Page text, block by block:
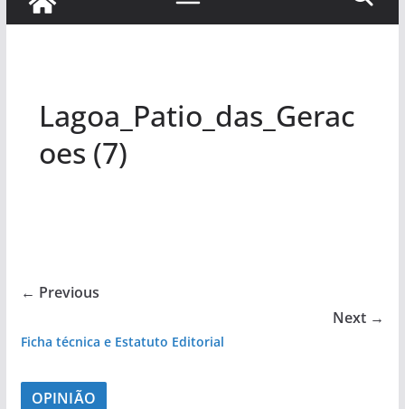
Lagoa_Patio_das_Gerac
oes (7)
← Previous
Next →
Ficha técnica e Estatuto Editorial
OPINIÃO